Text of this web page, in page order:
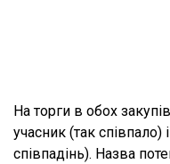
На торги в обох
учасник (так співпало)
співпадінь). Назва